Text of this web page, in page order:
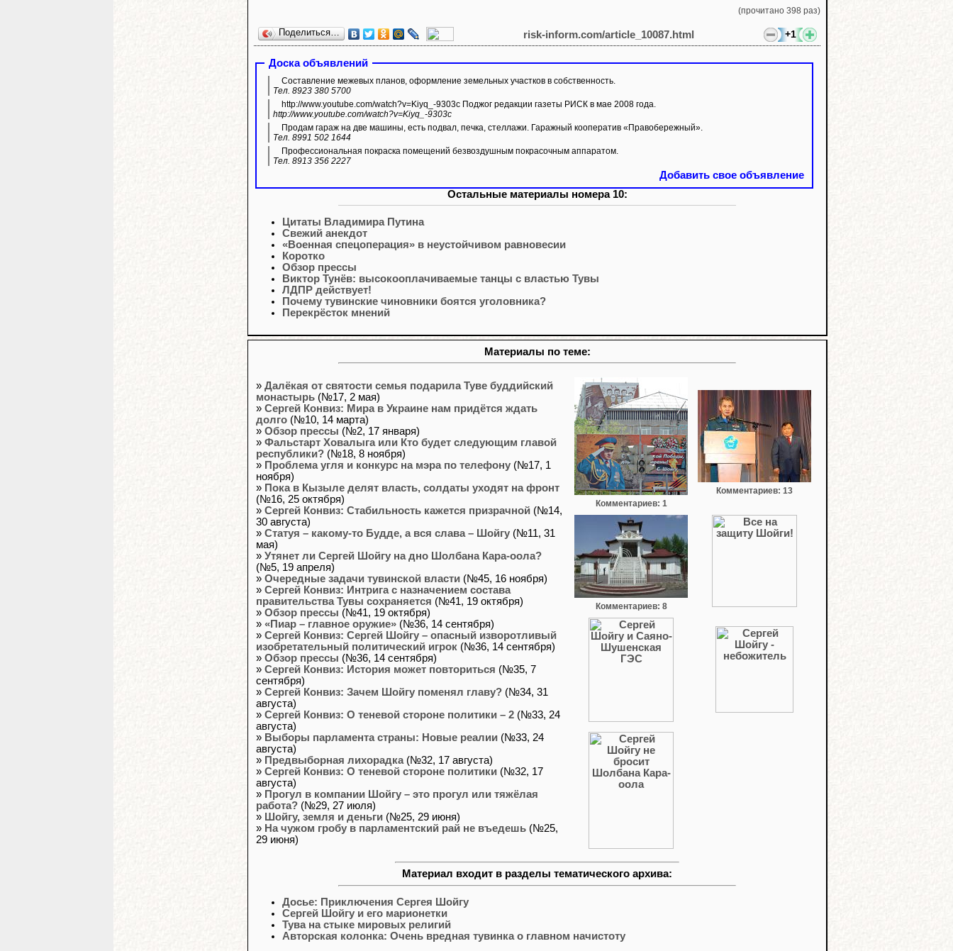
(прочитано 398 раз)
Поделиться… +1
risk-inform.com/article_10087.html
Доска объявлений
Составление межевых планов, оформление земельных участков в собственность.
Тел. 8923 380 5700
http://www.youtube.com/watch?v=Kiyq_-9303c Поджог редакции газеты РИСК в мае 2008 года.
http://www.youtube.com/watch?v=Kiyq_-9303c
Продам гараж на две машины, есть подвал, печка, стеллажи. Гаражный кооператив «Правобережный».
Тел. 8991 502 1644
Профессиональная покраска помещений безвоздушным покрасочным аппаратом.
Тел. 8913 356 2227
Добавить свое объявление
Остальные материалы номера 10:
Цитаты Владимира Путина
Свежий анекдот
«Военная спецоперация» в неустойчивом равновесии
Коротко
Обзор прессы
Виктор Тунёв: высокооплачиваемые танцы с властью Тувы
ЛДПР действует!
Почему тувинские чиновники боятся уголовника?
Перекрёсток мнений
Материалы по теме:
» Далёкая от святости семья подарила Туве буддийский
монастырь (№17, 2 мая)
» Сергей Конвиз: Мира в Украине нам придётся ждать
долго (№10, 14 марта)
» Обзор прессы (№2, 17 января)
» Фальстарт Ховалыга или Кто будет следующим главой
республики? (№18, 8 ноября)
» Проблема угля и конкурс на мэра по телефону (№17, 1
ноября)
» Пока в Кызыле делят власть, солдаты уходят на фронт
(№16, 25 октября)
» Сергей Конвиз: Стабильность кажется призрачной (№14,
30 августа)
» Статуя – какому-то Будде, а вся слава – Шойгу (№11, 31
мая)
» Утянет ли Сергей Шойгу на дно Шолбана Кара-оола?
(№5, 19 апреля)
» Очередные задачи тувинской власти (№45, 16 ноября)
» Сергей Конвиз: Интрига с назначением состава
правительства Тувы сохраняется (№41, 19 октября)
» Обзор прессы (№41, 19 октября)
» «Пиар – главное оружие» (№36, 14 сентября)
» Сергей Конвиз: Сергей Шойгу – опасный изворотливый
изобретательный политический игрок (№36, 14 сентября)
» Обзор прессы (№36, 14 сентября)
» Сергей Конвиз: История может повториться (№35, 7
сентября)
» Сергей Конвиз: Зачем Шойгу поменял главу? (№34, 31
августа)
» Сергей Конвиз: О теневой стороне политики – 2 (№33, 24
августа)
» Выборы парламента страны: Новые реалии (№33, 24
августа)
» Предвыборная лихорадка(№32, 17 августа)
» Сергей Конвиз: О теневой стороне политики (№32, 17
августа)
» Прогул в компании Шойгу – это прогул или тяжёлая
работа? (№29, 27 июля)
» Шойгу, земля и деньги (№25, 29 июня)
» На чужом гробу в парламентский рай не въедешь (№25,
29 июня)
Комментариев: 1
Комментариев: 13
Комментариев: 8
Материал входит в разделы тематического архива:
Досье: Приключения Сергея Шойгу
Сергей Шойгу и его марионетки
Тува на стыке мировых религий
Авторская колонка: Очень вредная тувинка о главном начистоту